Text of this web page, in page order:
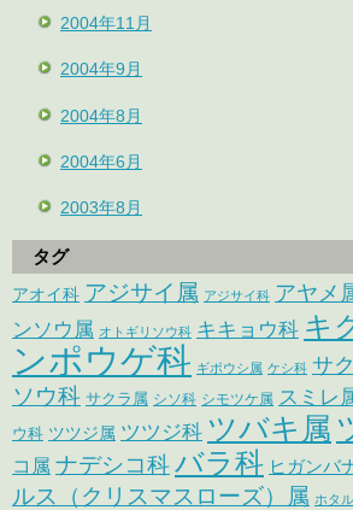
2004年11月
2004年9月
2004年8月
2004年6月
2003年8月
タグ
アオイ科 アジサイ属 アジサイ科 アヤメ
ンソウ属 オトギリソウ科 キキョウ科 キ
ンポウゲ科 ギボウシ属 ケシ科 サ
ソウ科 サクラ属 シソ科 シモツケ属 スミレ
ウ科 ツツジ属 ツツジ科 ツバキ属
コ属 ナデシコ科バラ科 ヒガンバ
ルス（クリスマスローズ）属 ホタ